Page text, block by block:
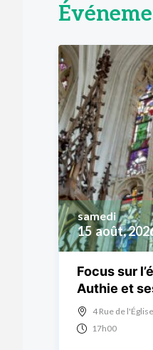
15 août,
samedi
Focus sur
Authie et
4 Rue de
17h00